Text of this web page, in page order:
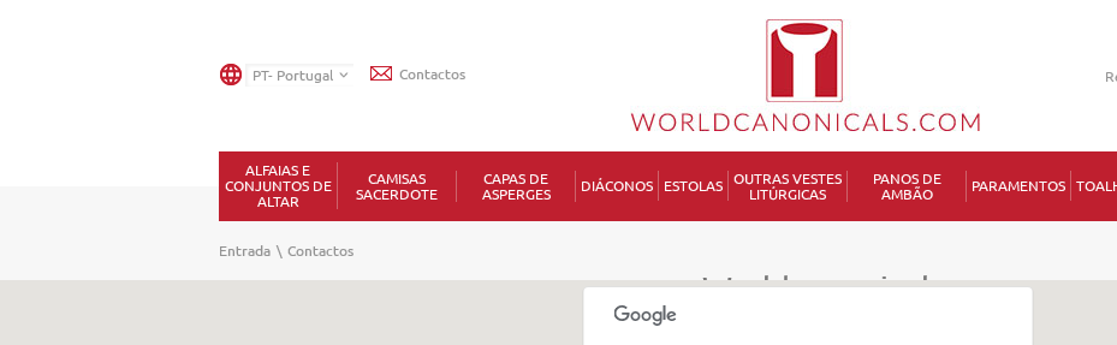
Contactos
Perdeu
ALFAIAS E
CONJUNTOS DE
ALTAR
CAMISAS
SACERDOTE
CAPAS DE
ASPERGES
DIÁCONOS ESTOLAS
OUTRAS VESTES
LITÚRGICAS
PANOS DE
AMBÃO
PARAMENTOS
Entrada \ Contactos
Inválido
Worldcanonicals.com